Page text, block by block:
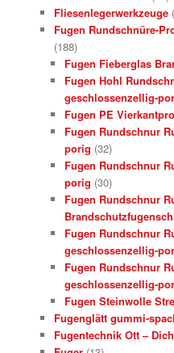
Fliesenlegerwerkzeuge
Fugen Rundschnüre-
(188)
Fugen Fieberglas
Fugen Hohl
geschlossenzellig-
Fugen PE
Fugen Rundschnur
porig (32)
Fugen Rundschnur
porig (30)
Fugen Rundschnur
Fugen Rundschnur
geschlossenzellig-
Fugen Rundschnur
geschlossenzellig-
Fugen Steinwolle
Fugenglätt gummi-
Fugentechnik Ott –